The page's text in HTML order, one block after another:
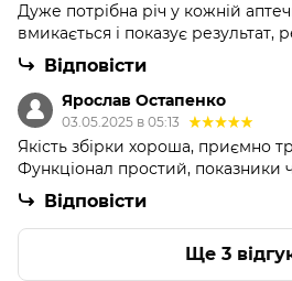
Дуже потрібна річ у кожній
вмикається і показує результат,
Відповісти
Ярослав Остапенко
03.05.2025 в 05:13
Якість збірки хороша, приємно
Функціонал простий, показники
Відповісти
Ще 3